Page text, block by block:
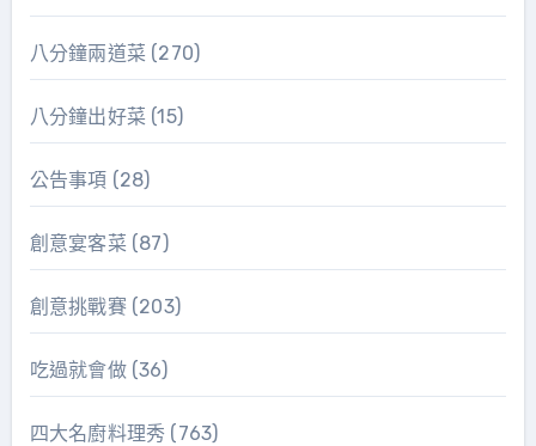
八分鐘兩道菜 (270)
八分鐘出好菜 (15)
公告事項 (28)
創意宴客菜 (87)
創意挑戰賽(203)
吃過就會做(36)
四大名廚料理秀 (763)